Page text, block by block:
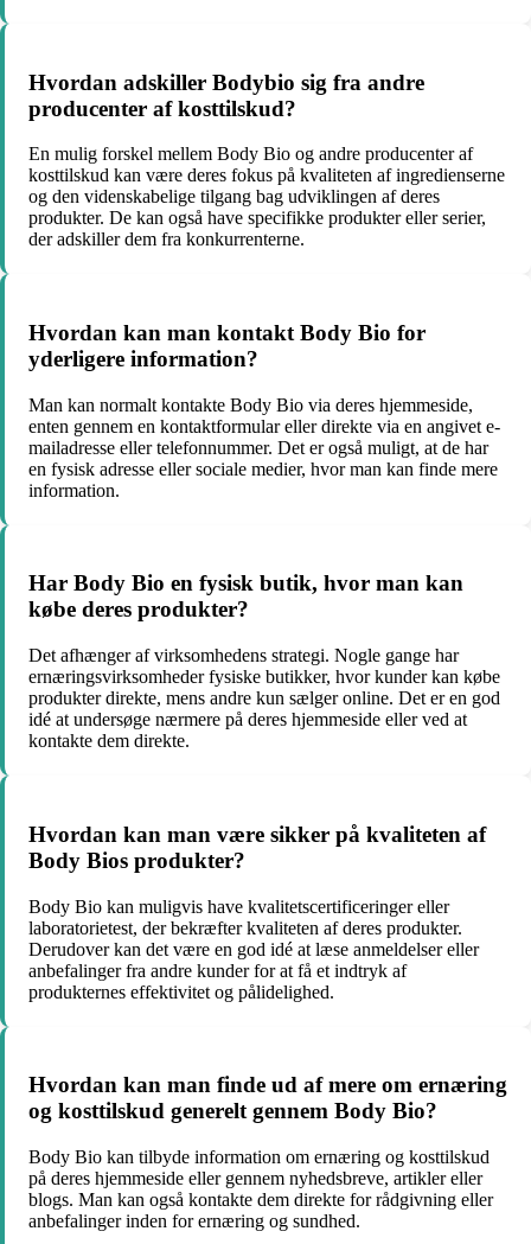
Hvordan adskiller Bodybio sig fra andre
producenter af kosttilskud?
En mulig forskel mellem Body Bio og andre producenter af
kosttilskud kan være deres fokus på kvaliteten af ingredienserne
og den videnskabelige tilgang bag udviklingen af deres
produkter. De kan også have specifikke produkter eller serier,
der adskiller dem fra konkurrenterne.
Hvordan kan man kontakt Body Bio for
yderligere information?
Man kan normalt kontakte Body Bio via deres hjemmeside,
enten gennem en kontaktformular eller direkte via en angivet e-
mailadresse eller telefonnummer. Det er også muligt, at de har
en fysisk adresse eller sociale medier, hvor man kan finde mere
information.
Har Body Bio en fysisk butik, hvor man kan
købe deres produkter?
Det afhænger af virksomhedens strategi. Nogle gange har
ernæringsvirksomheder fysiske butikker, hvor kunder kan købe
produkter direkte, mens andre kun sælger online. Det er en god
idé at undersøge nærmere på deres hjemmeside eller ved at
kontakte dem direkte.
Hvordan kan man være sikker på kvaliteten af
Body Bios produkter?
Body Bio kan muligvis have kvalitetscertificeringer eller
laboratorietest, der bekræfter kvaliteten af deres produkter.
Derudover kan det være en god idé at læse anmeldelser eller
anbefalinger fra andre kunder for at få et indtryk af
produkternes effektivitet og pålidelighed.
Hvordan kan man finde ud af mere om ernæring
og kosttilskud generelt gennem Body Bio?
Body Bio kan tilbyde information om ernæring og kosttilskud
på deres hjemmeside eller gennem nyhedsbreve, artikler eller
blogs. Man kan også kontakte dem direkte for rådgivning eller
anbefalinger inden for ernæring og sundhed.